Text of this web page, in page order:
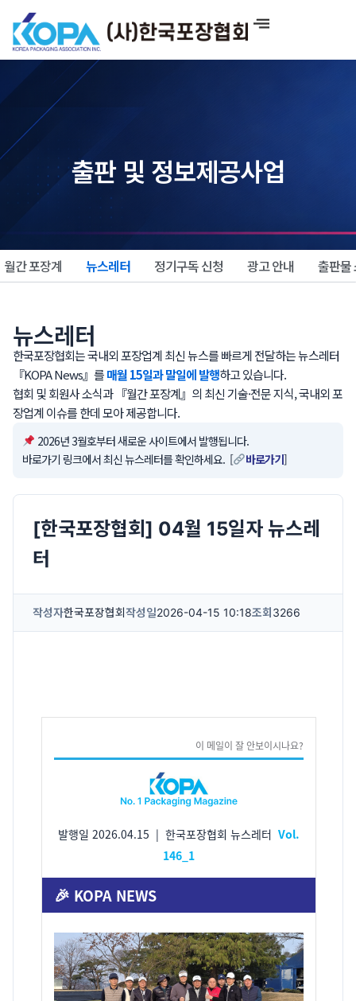
너
출판 및 정보제공사업
월간 포장계 뉴스레터 정기구독 신청 광고 안내 출판물
뉴스레터
한국포장협회는 국내외 포장업계 최신 뉴스를 빠르게 전달하는 뉴스레터
『KOPA News』를매월 15일과 말일에 발행하고 있습니다.
협회 및 회원사 소식과 『월간 포장계』의 최신 기술·전문 지식, 국내외 포
장업계 이슈를 한데 모아 제공합니다.
2026년 3월호부터 새로운 사이트에서 발행됩니다.
바로가기 링크에서 최신 뉴스레터를 확인하세요. [
바로가기]
[한국포장협회] 04월 15일자 뉴스레
터
작성자한국포장협회작성일2026-04-15 10:18조회 3266